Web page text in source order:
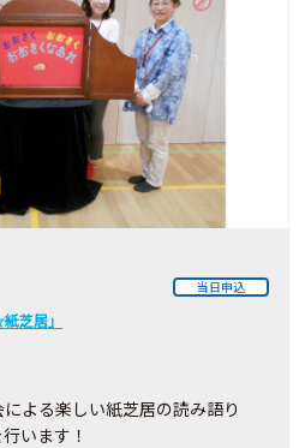
当日申込
芝居」
よる楽しい紙芝居の読み語り
います！